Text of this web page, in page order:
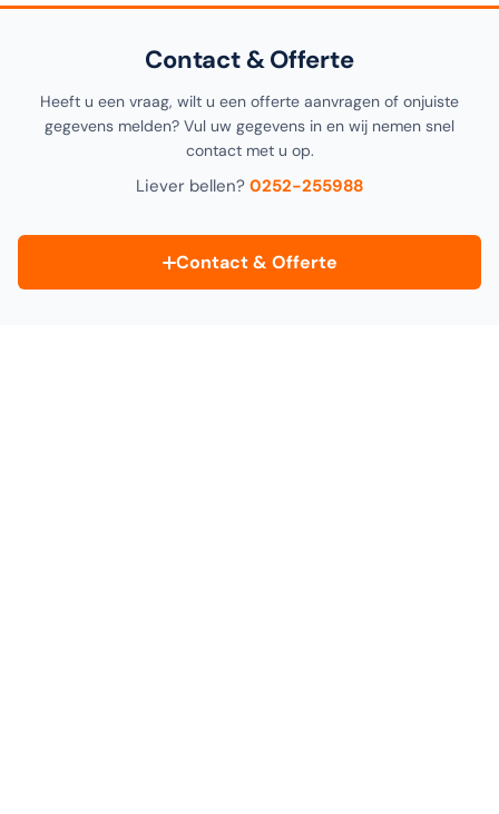
Contact & Offerte
Heeft u een vraag, wilt u een offerte aanvragen of onjuiste
gegevens melden? Vul uw gegevens in en wij nemen snel
contact met u op.
Liever bellen? 0252-255988
Contact & Offerte